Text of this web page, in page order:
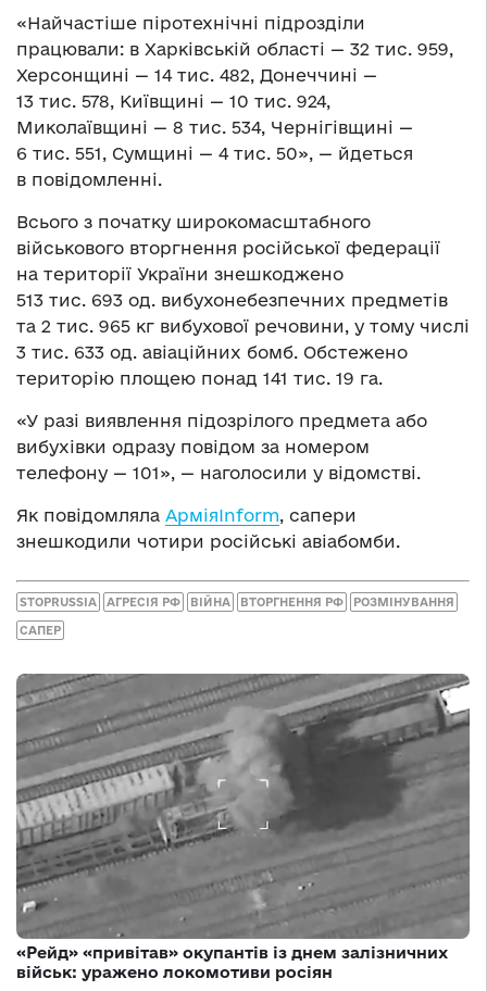
«Найчастіше піротехнічні підрозділи
працювали: в Харківській області — 32 тис. 959,
Херсонщині — 14 тис. 482, Донеччині —
13 тис. 578, Київщині — 10 тис. 924,
Миколаївщині — 8 тис. 534, Чернігівщині —
6 тис. 551, Сумщині — 4 тис. 50», — йдеться
в повідомленні.
Всього з початку широкомасштабного
військового вторгнення російської федерації
на території України знешкоджено
513 тис. 693 од. вибухонебезпечних предметів
та 2 тис. 965 кг вибухової речовини, у тому числі
3 тис. 633 од. авіаційних бомб. Обстежено
територію площею понад 141 тис. 19 га.
«У разі виявлення підозрілого предмета або
вибухівки одразу повідом за номером
телефону — 101», — наголосили у відомстві.
Як повідомляла АрміяInform, сапери
знешкодили чотири російські авіабомби.
STOPRUSSIA АГРЕСІЯ РФ ВІЙНА ВТОРГНЕННЯ РФ РОЗМІНУВАННЯ
САПЕР
«Рейд» «привітав» окупантів із днем залізничних
військ: уражено локомотиви росіян